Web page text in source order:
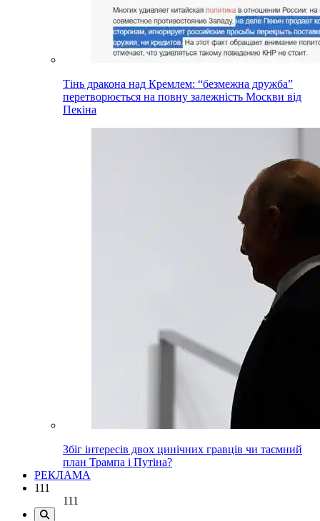
Тінь дракона над Кремлем: “безмежна дружба”
перетворюється на повну залежність Москви від
Пекіна
Збіг інтересів двох цинічних гравців чи таємний
план Трампа і Путіна?
РЕКЛАМА
111
111